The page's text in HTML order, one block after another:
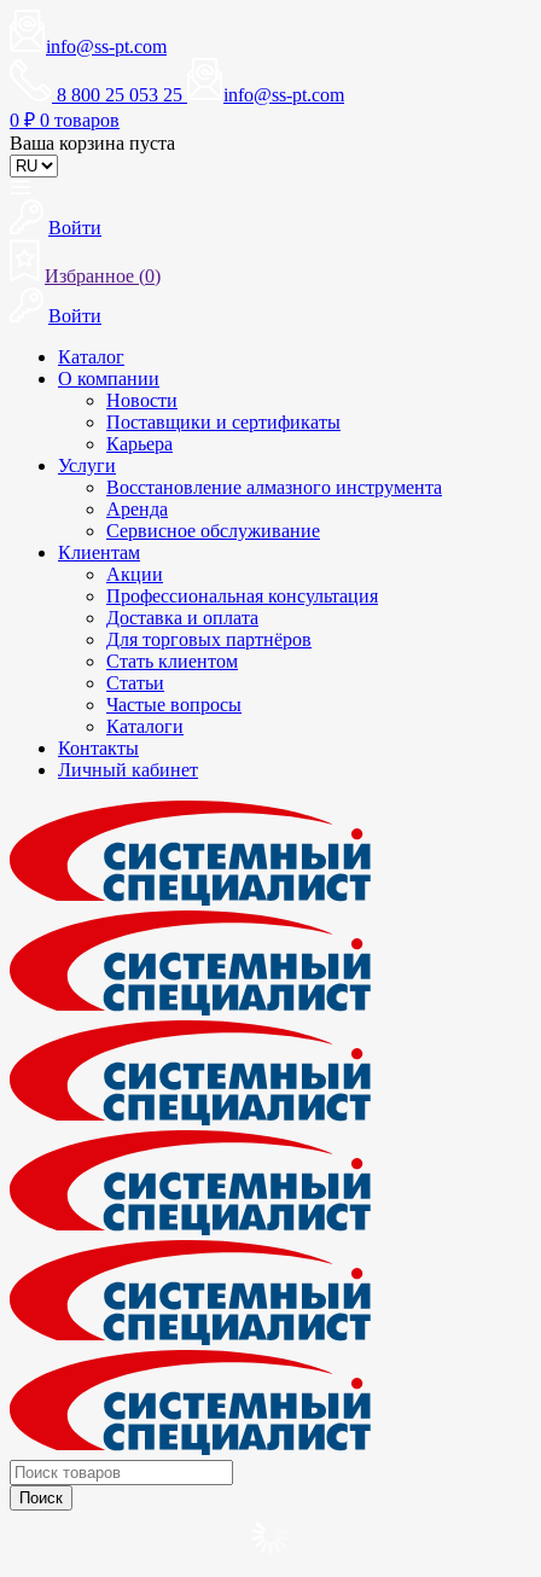
info@ss-pt.com
8 800 25 053 25
info@ss-pt.com
0 ₽ 0 товаров
Ваша корзина пуста
Войти
Избранное (0)
Войти
Каталог
О компании
Новости
Поставщики и сертификаты
Карьера
Услуги
Восстановление алмазного инструмента
Аренда
Сервисное обслуживание
Клиентам
Акции
Профессиональная консультация
Доставка и оплата
Для торговых партнёров
Стать клиентом
Статьи
Частые вопросы
Каталоги
Контакты
Личный кабинет